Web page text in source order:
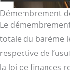
Démembrement
Le
totale du barème
respective de
la loi de finances